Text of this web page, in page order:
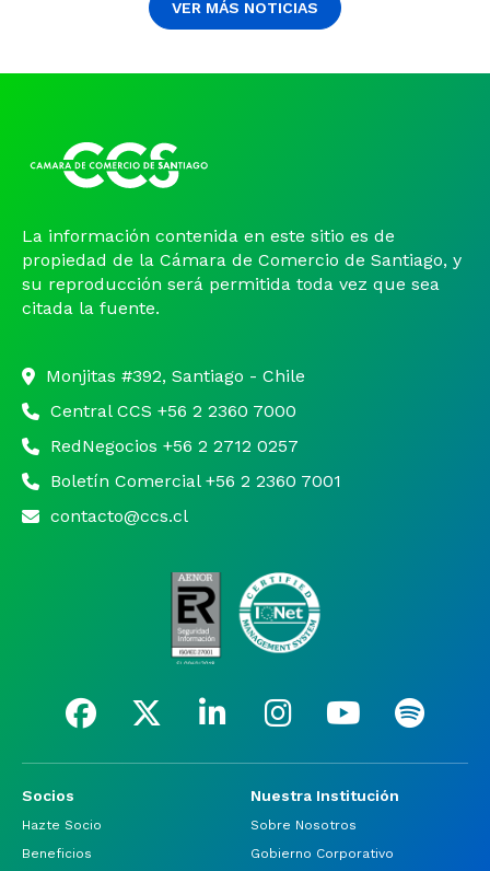
VER MÁS NOTICIAS
La información contenida en este sitio es de
propiedad de la Cámara de Comercio de Santiago, y
su reproducción será permitida toda vez que sea
citada la fuente.
Monjitas #392, Santiago - Chile
Central CCS +56 2 2360 7000
RedNegocios +56 2 2712 0257
Boletín Comercial +56 2 2360 7001
contacto@ccs.cl
Socios
Hazte Socio
Beneficios
Nuestra Institución
Sobre Nosotros
Gobierno Corporativo